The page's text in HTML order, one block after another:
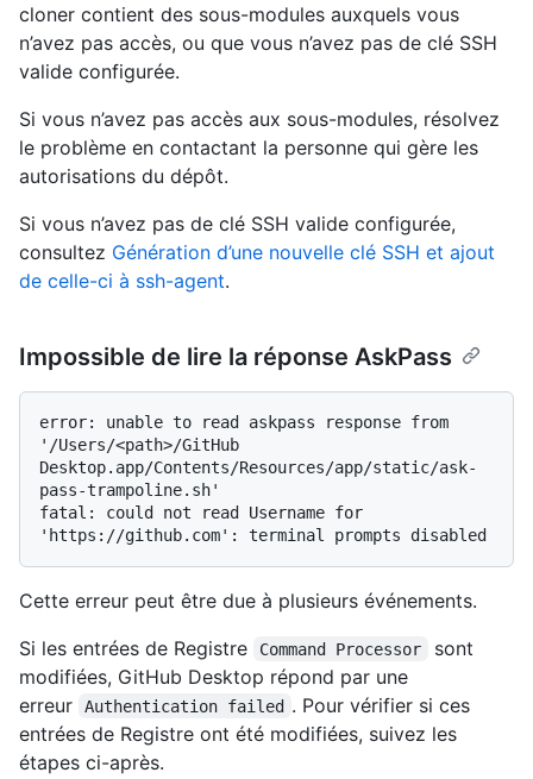
cloner contient des sous-modules auxquels vous
n’avez pas accès, ou que vous n’avez pas de clé SSH
valide configurée.
Si vous n’avez pas accès aux sous-modules, résolvez
le problème en contactant la personne qui gère les
autorisations du dépôt.
Si vous n’avez pas de clé SSH valide configurée,
consultez Génération d’une nouvelle clé SSH et ajout
de celle-ci à ssh-agent.
Impossible de lire la réponse AskPass
error: unable to read askpass response from
'/Users/<path>/GitHub
Desktop.app/Contents/Resources/app/static/ask-
pass-trampoline.sh'
fatal: could not read Username for
Cette erreur peut être due à plusieurs événements.
Si les entrées de Registre
Command Processor
sont
modifiées, GitHub Desktop répond par une
erreur
Authentication failed . Pour vérifier si ces
entrées de Registre ont été modifiées, suivez les
étapes ci-après.